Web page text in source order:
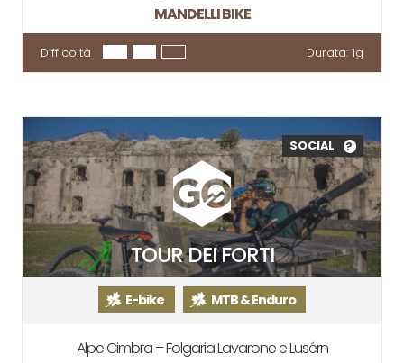
MANDELLI BIKE
Difficoltà Durata: 1g
TOUR DEI FORTI
SOCIAL ?
E-bike MTB & Enduro
Alpe Cimbra – Folgaria Lavarone e Lusérn